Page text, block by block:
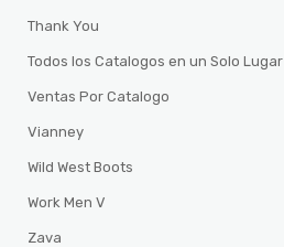
Thank You
Todos los Catalogos en un Solo Lugar
Ventas Por Catalogo
Vianney
Wild West Boots
Work Men V
Zava